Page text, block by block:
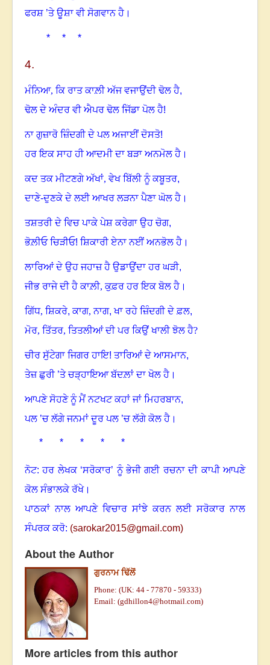
ਫਰਸ਼ ’ਤੇ ਊਸ਼ਾ ਵੀ ਸੋਗਵਾਨ ਹੈ ।
* * *
4.
ਮੰਨਿਆ, ਕਿ ਰਾਤ ਕਾਲ਼ੀ ਅੱਜ ਵਜਾਉਂਦੀ ਢੋਲ ਹੈ,
ਢੋਲ ਦੇ ਅੰਦਰ ਵੀ ਐਪਰ ਢੋਲ ਜਿੱਡਾ ਪੋਲ ਹੈ!
ਨਾ ਗੁਜ਼ਾਰੋ ਜ਼ਿੰਦਗੀ ਦੇ ਪਲ ਅਜਾਈਂ ਦੋਸਤੋ!
ਹਰ ਇਕ ਸਾਹ ਹੀ ਆਦਮੀ ਦਾ ਬੜਾ ਅਨਮੋਲ ਹੈ।
ਕਦ ਤਕ ਮੀਟਣਗੇ ਅੱਖਾਂ, ਵੇਖ ਬਿੱਲੀ ਨੂੰ ਕਬੂਤਰ,
ਦਾਣੇ-ਦੁਣਕੇ ਦੇ ਲਈ ਆਖਰ ਲੜਨਾ ਪੈਣਾ ਘੋਲ ਹੈ।
ਤਸ਼ਤਰੀ ਦੇ ਵਿਚ ਪਾਕੇ ਪੇਸ਼ ਕਰੇਗਾ ਉਹ ਚੋਗ,
ਭੋਲ਼ੀਓ ਚਿੜੀਓ! ਸ਼ਿਕਾਰੀ ਏਨਾ ਨਈਂ ਅਨਭੋਲ ਹੈ।
ਲਾਰਿਆਂ ਦੇ ਉਹ ਜਹਾਜ਼ ਹੈ ਉਡਾਉਂਦਾ ਹਰ ਘੜੀ,
ਜੀਭ ਰਾਜੇ ਦੀ ਹੈ ਕਾਲ਼ੀ,ਕੁਫ਼ਰ ਹਰ ਇਕ ਬੋਲ ਹੈ।
ਗਿੱਧ, ਸ਼ਿਕਰੇ, ਕਾਗ,ਨਾਗ, ਖਾ ਰਹੇ ਜ਼ਿੰਦਗੀ ਦੇ ਫ਼ਲ,
ਮੋਰ, ਤਿੱਤਰ, ਤਿਤਲੀਆਂ ਦੀ ਪਰ ਕਿਉਂ ਖਾਲੀ ਝੋਲ ਹੈ?
ਚੀਰ ਸੁੱਟੇਗਾ ਜਿਗਰ ਹਾਇ! ਤਾਰਿਆਂ ਦੇ ਆਸਮਾਨ,
ਤੇਜ਼ ਛੁਰੀ ’ਤੇ ਚੜ੍ਹਾਇਆ ਬੱਦਲ਼ਾਂ ਦਾ ਖੋਲ ਹੈ।
ਆਪਣੇ ਸੋਹਣੇ ਨੂੰ ਮੈਂ ਨਟਖਟ ਕਹਾਂ ਜਾਂ ਮਿਹਰਬਾਨ,
ਪਲ ’ਚ ਲੱਗੇ ਜਨਮਾਂ ਦੂਰ ਪਲ ’ਚ ਲੱਗੇ ਕੋਲ ਹੈ।
* * * * *
ਨੋਟ: ਹਰ ਲੇਖਕ ‘ਸਰੋਕਾਰ’ ਨੂੰ ਭੇਜੀ ਗਈ ਰਚਨਾ ਦੀ ਕਾਪੀ ਆਪਣੇ
ਕੋਲ ਸੰਭਾਲਕੇ ਰੱਖੇ।
ਪਾਠਕਾਂ ਨਾਲ ਆਪਣੇ ਵਿਚਾਰ ਸਾਂਝੇ ਕਰਨ ਲਈ ਸਰੋਕਾਰ ਨਾਲ
ਸੰਪਰਕ ਕਰੋ: (sarokar2015@gmail.com)
About the Author
ਗੁਰਨਾਮ ਢਿੱਲੋਂ
Phone: (UK: 44 - 77870 - 59333)
Email: (gdhillon4@hotmail.com)
More articles from this author